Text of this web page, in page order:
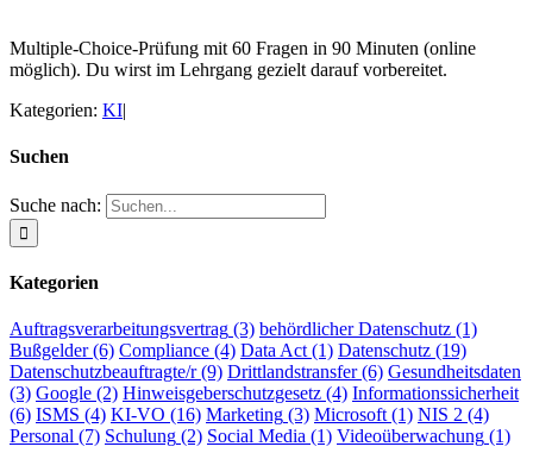
Multiple‑Choice‑Prüfung mit 60 Fragen in 90 Minuten (online
möglich). Du wirst im Lehrgang gezielt darauf vorbereitet.
Kategorien: KI|
Suchen
Suche nach:
Kategorien
Auftragsverarbeitungsvertrag (3) behördlicher Datenschutz (1)
Bußgelder(6) Compliance (4) Data Act (1) Datenschutz (19)
Datenschutzbeauftragte/r(9) Drittlandstransfer(6) Gesundheitsdaten
(3) Google (2) Hinweisgeberschutzgesetz (4) Informationssicherheit
(6) ISMS (4) KI-VO (16) Marketing (3) Microsoft (1) NIS 2 (4)
Personal (7) Schulung (2) Social Media (1) Videoüberwachung (1)